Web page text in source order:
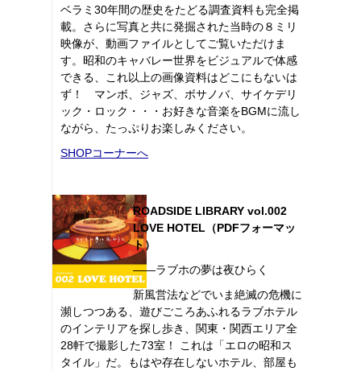
ベラミ30年間の歴史をたどる調査資料も完全掲
載。さらに写真と共に発掘された当時の８ミリ
映像が、動画ファイルとしてご覧いただけま
す。昭和のキャバレー世界をビジュアルで体感
できる、これ以上の画像資料はどこにもないは
ず！ マンボ、ジャズ、ボサノバ、サイケデリ
ック・ロック・・・お好きな音楽をBGMに流し
ながら、たっぷりお楽しみください。
SHOPコーナーへ
ROADSIDE LIBRARY vol.002
LOVE HOTEL（PDFフォーマッ
ト）
――ラブホの夢は夜ひらく
新風営法などでいま絶滅の危機に
瀕しつつある、遊びごころあふれるラブホテル
のインテリアを探し歩き、関東・関西エリア全
28軒で撮影した73室！ これは「エロの昭和ス
タイル」だ。もはや存在しないホテル、部屋も